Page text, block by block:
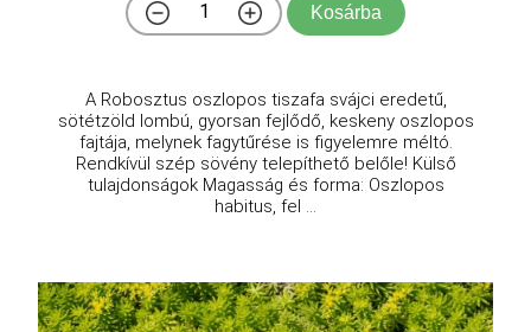
Kosárba
A Robosztus oszlopos tiszafa svájci eredetű,
sötétzöld lombú, gyorsan fejlődő, keskeny oszlopos
fajtája, melynek fagytűrése is figyelemre méltó.
Rendkívül szép sövény telepíthető belőle! Külső
tulajdonságok Magasság és forma: Oszlopos
habitus, fel ...